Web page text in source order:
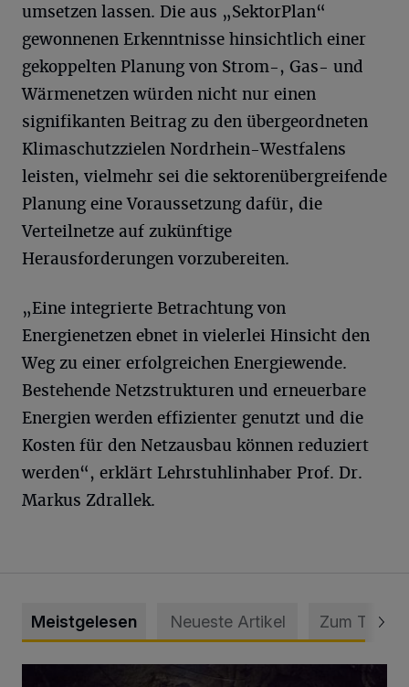
umsetzen lassen. Die aus „SektorPlan“
gewonnenen Erkenntnisse hinsichtlich einer
gekoppelten Planung von Strom-, Gas- und
Wärmenetzen würden nicht nur einen
signifikanten Beitrag zu den übergeordneten
Klimaschutzzielen Nordrhein-Westfalens
leisten, vielmehr sei die sektorenübergreifende
Planung eine Voraussetzung dafür, die
Verteilnetze auf zukünftige
Herausforderungen vorzubereiten.
„Eine integrierte Betrachtung von
Energienetzen ebnet in vielerlei Hinsicht den
Weg zu einer erfolgreichen Energiewende.
Bestehende Netzstrukturen und erneuerbare
Energien werden effizienter genutzt und die
Kosten für den Netzausbau können reduziert
werden“, erklärt Lehrstuhlinhaber Prof. Dr.
Markus Zdrallek.
Meistgelesen Neueste Artikel Zum Thema